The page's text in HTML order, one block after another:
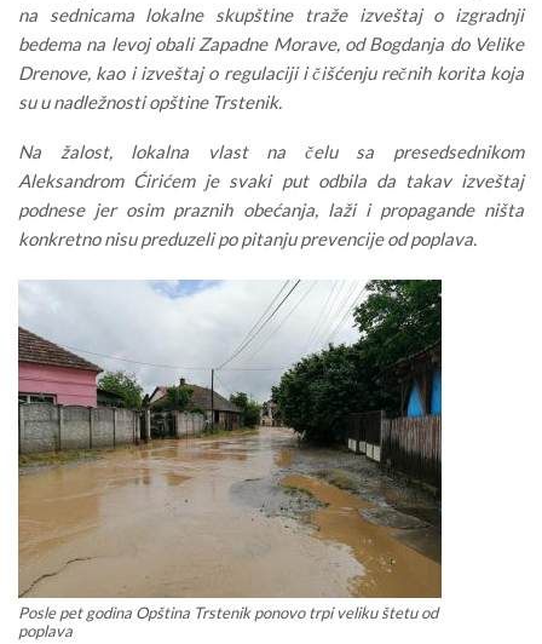
na sednicama lokalne skupštine traže izveštaj o izgradnji
bedema na levoj obali Zapadne Morave, od Bogdanja do Velike
Drenove, kao i izveštaj o regulaciji i čišćenju rečnih korita koja
su u nadležnosti opštine Trstenik.
Na žalost, lokalna vlast na čelu sa presedsednikom
Aleksandrom Ćirićem je svaki put odbila da takav izveštaj
podnese jer osim praznih obećanja, laži i propagande ništa
konkretno nisu preduzeli po pitanju prevencije od poplava.
Posle pet godina Opština Trstenik ponovo trpi veliku štetu od
poplava